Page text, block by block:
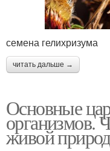
семена гелихризума
читать дальше →
Основные
организмов.
живой